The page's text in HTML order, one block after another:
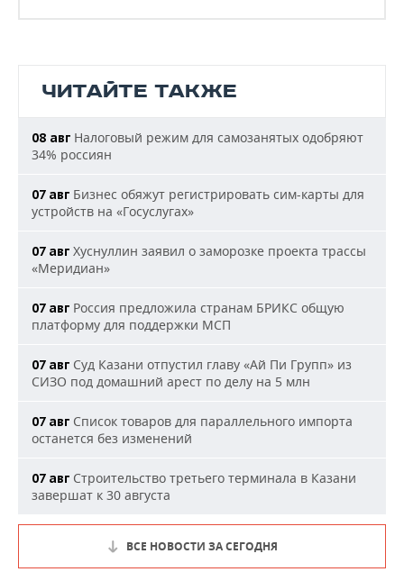
ЧИТАЙТЕ ТАКЖЕ
08 авг Налоговый режим для самозанятых одобряют
34% россиян
07 авг Бизнес обяжут регистрировать сим-карты для
устройств на «Госуслугах»
07 авг Хуснуллин заявил о заморозке проекта трассы
«Меридиан»
07 авг Россия предложила странам БРИКС общую
платформу для поддержки МСП
07 авг Суд Казани отпустил главу «Ай Пи Групп» из
СИЗО под домашний арест по делу на 5 млн
07 авг Список товаров для параллельного импорта
останется без изменений
07 авг Строительство третьего терминала в Казани
завершат к 30 августа
ВСЕ НОВОСТИ ЗА СЕГОДНЯ